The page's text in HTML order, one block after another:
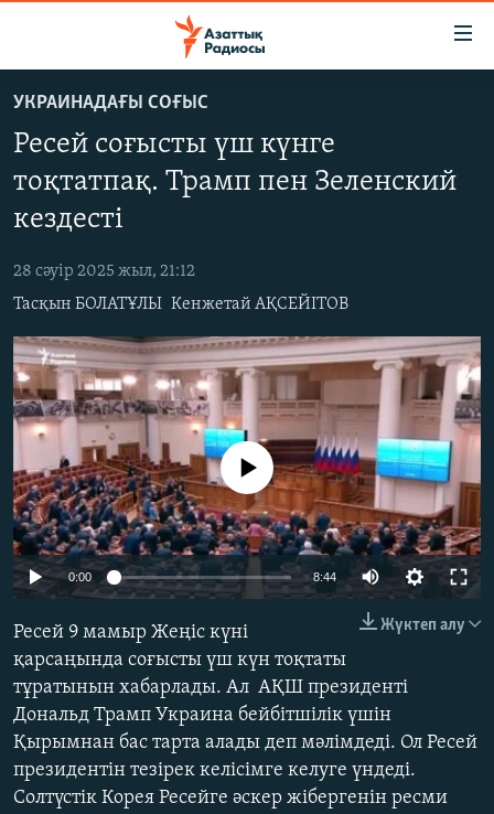
to
main
content
to
Navigation
Skip
to
Search
ЖАҢАЛЫҚТАР
САЯСАТ
AZATTYQTV
ҚАҢТАР ОҚИҒАСЫ
АДАМ ҚҰҚЫҚТАРЫ
ӘЛЕУМЕТ
ӘЛЕМ
АРНАЙЫ ЖОБАЛАР
Русский
ЖАЗЫЛЫҢЫЗ
УКРАИНАДАҒЫ СОҒЫС
Ресей соғысты үш күнге
тоқтатпақ. Трамп пен Зеленский
кездесті
28 сәуір 2025 жыл, 21:12
Тасқын БОЛАТҰЛЫ Кенжетай АҚСЕЙІТОВ
240p 360p 480p
1080p
No media source currently available
0:00 8:44
480p
1080p
Жүктеп алу
Ресей 9 мамыр Жеңіс күні
қарсаңында соғысты үш күн тоқтаты
тұратынын хабарлады. Ал АҚШ президенті
Дональд Трамп Украина бейбітшілік үшін
Қырымнан бас тарта алады деп мәлімдеді. Ол Ресей
президентін тезірек келісімге келуге үндеді.
Солтүстік Корея Ресейге әскер жібергенін ресми